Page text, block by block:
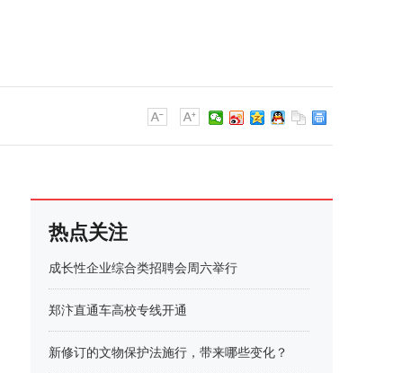
热点关注
成长性企业综合类招聘会周六举行
郑汴直通车高校专线开通
新修订的文物保护法施行，带来哪些变化？